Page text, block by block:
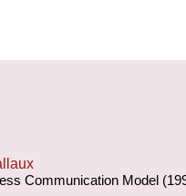
Communication Model